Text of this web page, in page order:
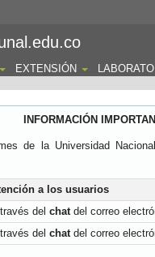
EXTENSIÓN
INFORMACIÓN
de la Universidad
a los usuarios
del chatdel correo
del chatdel correo